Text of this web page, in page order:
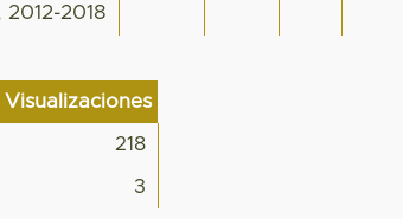
2012-2018
Visualizaciones
218
3